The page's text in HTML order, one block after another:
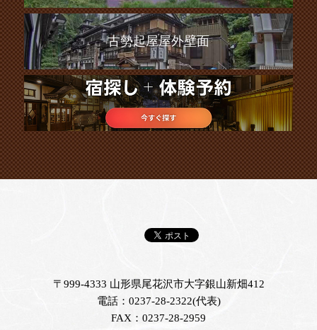
古勢起屋屋外壁面
〒999-4333 山形県尾花沢市大字銀山新畑412
電話：0237-28-2322(代表)
FAX：0237-28-2959